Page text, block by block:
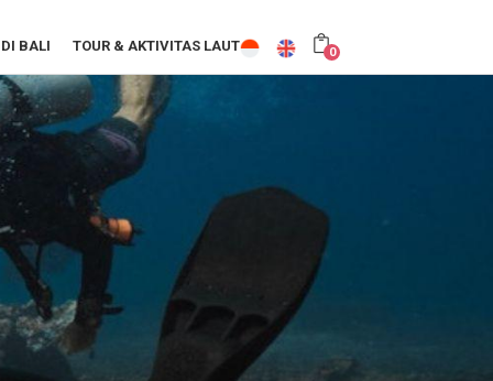
BALI TOUR & AKTIVITAS LAUT 0